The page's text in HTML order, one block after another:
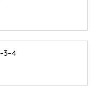
3-4